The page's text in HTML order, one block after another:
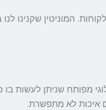
המוניטין שקנינו
מפותח שניתן לעשות
איכות לא מתפשרת.